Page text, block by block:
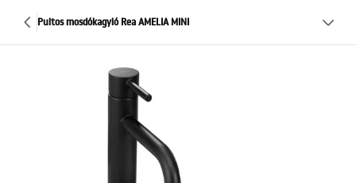
Pultos mosdókagyló Rea AMELIA MINI